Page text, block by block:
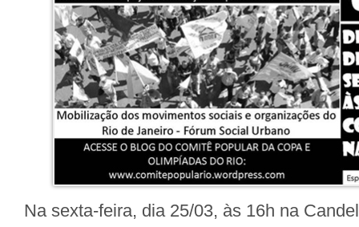
Na sexta-feira, dia 25/03, às 16h na